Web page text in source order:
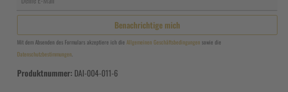
Benachrichtige mich
Mit dem Absenden des Formulars akzeptiere ich die Allgemeinen Geschäftsbedingungen sowie die
Datenschutzbestimmungen.
Produktnummer: DAI-004-011-6